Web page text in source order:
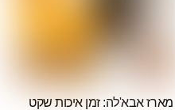
מארז אבא'לה: זמן איכות שקט